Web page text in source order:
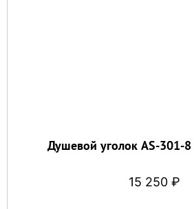
Душевой уголок AS-301-
15 250 ₽